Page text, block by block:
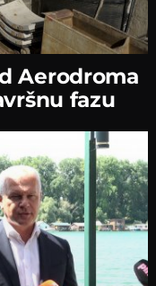
Aerodroma
fazu